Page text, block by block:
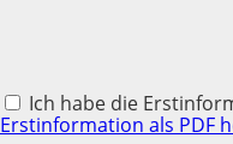
Ich habe die
Erstinformation als PDF